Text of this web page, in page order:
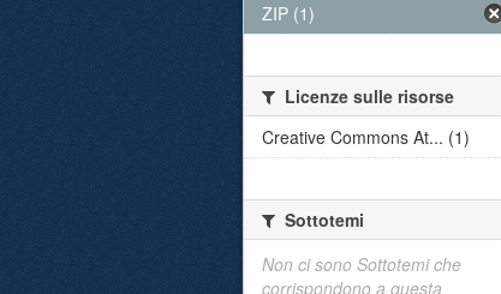
ZIP (1)
Licenze sulle risorse
Creative Commons At... (1)
Sottotemi
Non ci sono Sottotemi che
corrispondono a questa